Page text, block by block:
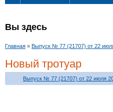
Вы здесь
Главная » Выпуск № 77 (21707) от 22
Новый тротуар
Выпуск № 77 (21707) от 22 июля